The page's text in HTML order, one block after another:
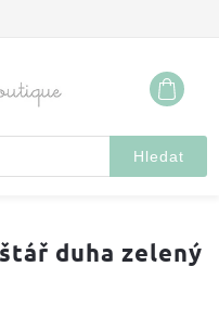
Hledat
duha zelený